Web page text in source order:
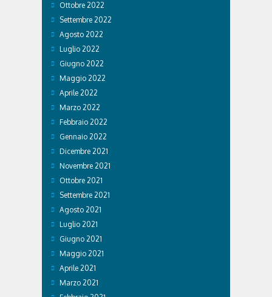
Ottobre 2022
Settembre 2022
Agosto 2022
Luglio 2022
Giugno 2022
Maggio 2022
Aprile 2022
Marzo 2022
Febbraio 2022
Gennaio 2022
Dicembre 2021
Novembre 2021
Ottobre 2021
Settembre 2021
Agosto 2021
Luglio 2021
Giugno 2021
Maggio 2021
Aprile 2021
Marzo 2021